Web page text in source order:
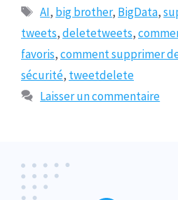
Tags
AI, big brother, BigData,
tweets,deletetweets,
favoris,comment supprimer
sécurité, tweetdelete
Laisser un commentaire